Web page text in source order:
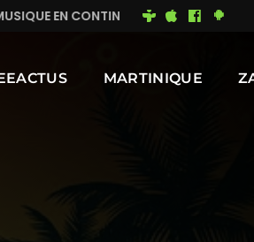
MIMI DU 93 BONNE JOURNÉE
MARTINIQUE